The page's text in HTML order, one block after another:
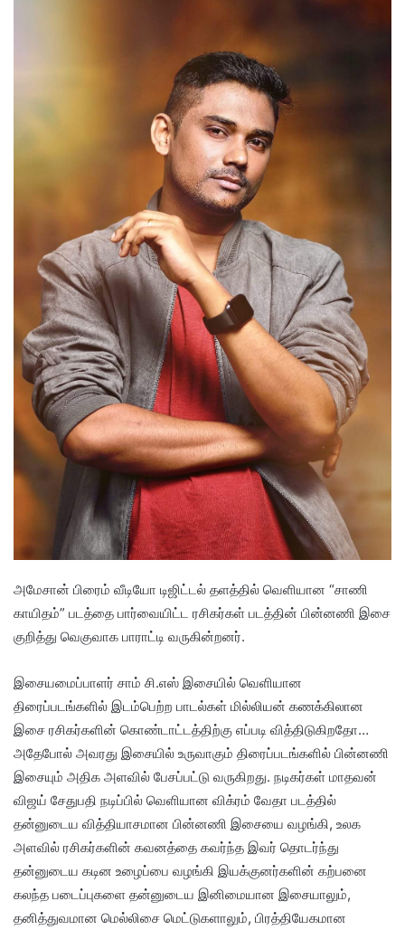
அமேசான் பிரைம் வீடியோ டிஜிட்டல் தளத்தில் வெளியான “சாணி
காயிதம்” படத்தை பார்வையிட்ட ரசிகர்கள் படத்தின் பின்னணி இசை
குறித்து வெகுவாக பாராட்டி வருகின்றனர்.
இசையமைப்பாளர் சாம் சி.எஸ் இசையில் வெளியான
திரைப்படங்களில் இடம்பெற்ற பாடல்கள் மில்லியன் கணக்கிலான
இசை ரசிகர்களின் கொண்டாட்டத்திற்கு எப்படி வித்திடுகிறதோ…
அதேபோல் அவரது இசையில் உருவாகும் திரைப்படங்களில் பின்னணி
இசையும் அதிக அளவில் பேசப்பட்டு வருகிறது. நடிகர்கள் மாதவன்
விஜய் சேதுபதி நடிப்பில் வெளியான விக்ரம் வேதா படத்தில்
தன்னுடைய வித்தியாசமான பின்னணி இசையை வழங்கி, உலக
அளவில் ரசிகர்களின் கவனத்தை கவர்ந்த இவர் தொடர்ந்து
தன்னுடைய கடின உழைப்பை வழங்கி இயக்குனர்களின் கற்பனை
கலந்த படைப்புகளை தன்னுடைய இனிமையான இசையாலும்,
தனித்துவமான மெல்லிசை மெட்டுகளாலும், பிரத்தியேகமான